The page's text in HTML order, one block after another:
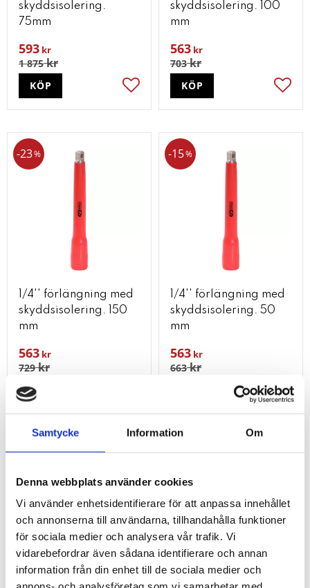
Samtycke Information Om
Denna webbplats använder cookies
Vi använder enhetsidentifierare för att anpassa innehållet
och annonserna till användarna, tillhandahålla funktioner
för sociala medier och analysera vår trafik. Vi
vidarebefordrar även sådana identifierare och annan
information från din enhet till de sociala medier och
skyddsisolering.
75mm
593 kr
1 875kr
Lägg till i favoriter
KÖP
skyddsisolering. 100
mm
563 kr
703kr
KÖP
1/4'' förlängning med
skyddsisolering. 150
mm
563 kr
729kr
23%
KÖP
1/4'' förlängning med
skyddsisolering. 50
mm
563 kr
663kr
15%